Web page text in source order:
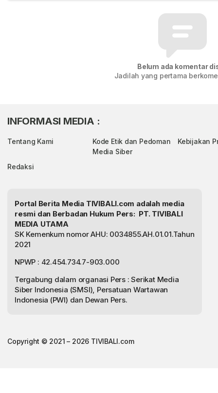
Belum ada komentar
Jadilah yang pertama
INFORMASI MEDIA :
Tentang Kami
Kode Etik dan Pedoman
Media Siber
Kebijakan
Redaksi
Portal Berita Media TIVIBALI.com adalah media
resmi dan Berbadan Hukum Pers: PT. TIVIBALI
MEDIA UTAMA
SK Kemenkum nomor AHU: 0034855.AH.01.01.Tahun
2021
NPWP : 42.454.734.7-903.000
Tergabung dalam organasi Pers : Serikat Media
Siber Indonesia (SMSI), Persatuan Wartawan
Indonesia (PWI) dan Dewan Pers.
Copyright © 2021 – 2026 TIVIBALI.com